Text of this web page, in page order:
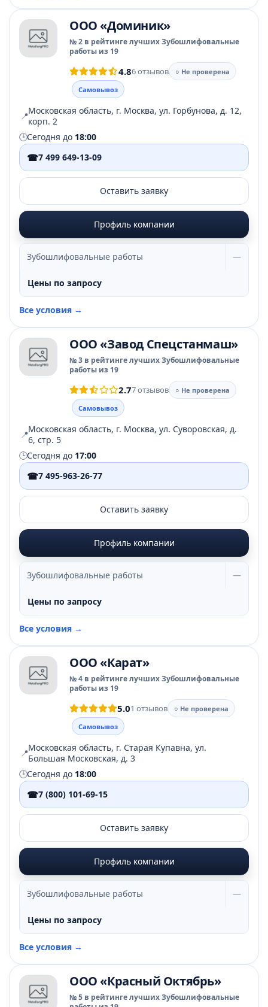
ООО «Доминик»
№ 2 в рейтинге лучших Зубошлифовальные
работы из 19
4.86 отзывов
○ Не проверена
Самовывоз
📍Московская область, г. Москва, ул. Горбунова, д. 12,
корп. 2
🕒Сегодня до 18:00
☎7 499 649-13-09
Оставить заявку
Профиль компании
Зубошлифовальные работы —
Цены по запросу
Все условия →
ООО «Завод Спецстанмаш»
№ 3 в рейтинге лучших Зубошлифовальные
работы из 19
2.77 отзывов
○ Не проверена
Самовывоз
📍Московская область, г. Москва, ул. Суворовская, д.
6, стр. 5
🕒Сегодня до 17:00
☎7 495-963-26-77
Оставить заявку
Профиль компании
Зубошлифовальные работы —
Цены по запросу
Все условия →
ООО «Карат»
№ 4 в рейтинге лучших Зубошлифовальные
работы из 19
5.01 отзывов
○ Не проверена
Самовывоз
📍Московская область, г. Старая Купавна, ул.
Большая Московская, д. 3
🕒Сегодня до 18:00
☎7 (800) 101-69-15
Оставить заявку
Профиль компании
Зубошлифовальные работы —
Цены по запросу
Все условия →
ООО «Красный Октябрь»
№ 5 в рейтинге лучших Зубошлифовальные